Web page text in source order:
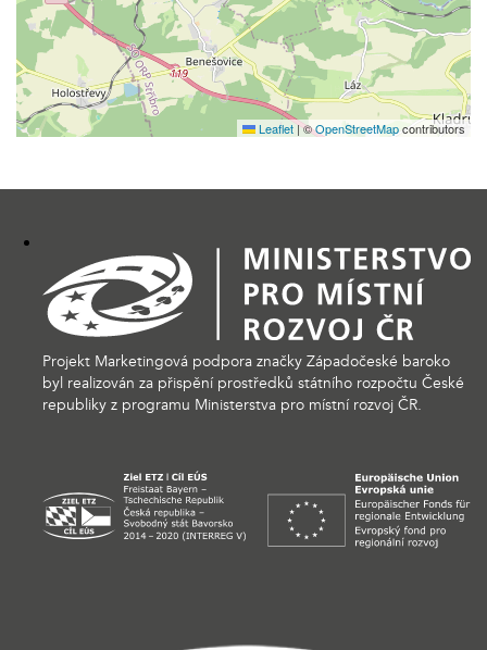
Leaflet|©OpenStreetMapcontributors
Projekt Marketingová podpora značky Západočeské baroko
byl realizován za přispění prostředků státního rozpočtu České
republiky z programu Ministerstva pro místní rozvoj ČR.